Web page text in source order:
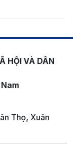
HỘI VÀ DÂN
Thọ, Xuân